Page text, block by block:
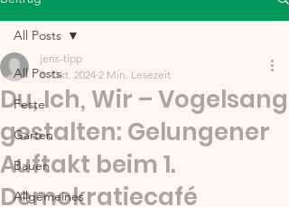
All Posts
Feste
Garten
Bauen
Allgemeines
All Posts
Du, Ich, Wir – Vogelsang
gestalten: Gelungener
Auftakt beim 1.
Demokratiecafé
jens-tipp
8. Okt. 2024 2 Min. Lesezeit